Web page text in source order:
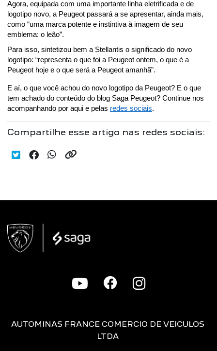
Agora, equipada com uma importante linha eletrificada e de
logotipo novo, a Peugeot passará a se apresentar, ainda mais,
como “uma marca potente e instintiva à imagem de seu
emblema: o leão”.
Para isso, sintetizou bem a Stellantis o significado do novo
logotipo: “representa o que foi a Peugeot ontem, o que é a
Peugeot hoje e o que será a Peugeot amanhã”.
E aí, o que você achou do novo logotipo da Peugeot? E o que
tem achado do conteúdo do blog Saga Peugeot? Continue nos
acompanhando por aqui e pelas redes sociais.
Compartilhe esse artigo nas redes sociais:
AUTOMINAS FRANCE COMERCIO DE VEICULOS
LTDA